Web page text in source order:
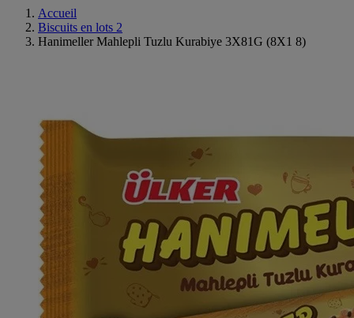
Accueil
Biscuits en lots 2
Hanimeller Mahlepli Tuzlu Kurabiye 3X81G (8X1 8)